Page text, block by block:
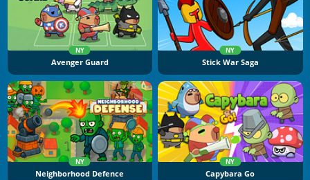
NY
Avenger Guard
NY
Stick War Saga
NY
Neighborhood Defence
NY
Capybara Go